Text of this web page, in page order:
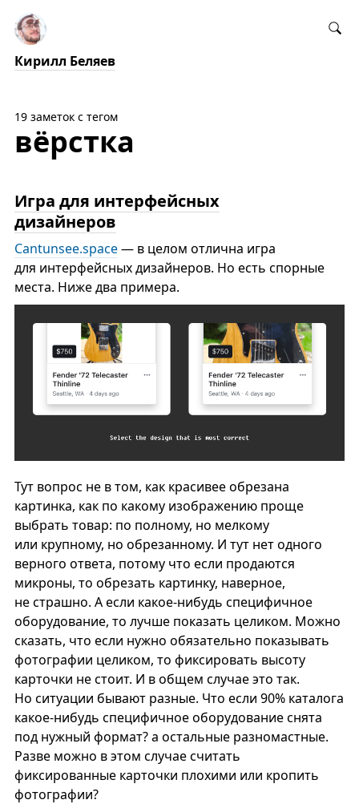
Кирилл Беляев
19 заметок с тегом
вёрстка
Игра для интерфейсных
дизайнеров
Сantunsee.space— в целом отлична игра
для интерфейсных дизайнеров. Но есть спорные
места. Ниже два примера.
Тут вопрос не в том, как красивее обрезана
картинка, как по какому изображению проще
выбрать товар: по полному, но мелкому
или крупному, но обрезанному. И тут нет одного
верного ответа, потому что если продаются
микроны, то обрезать картинку, наверное,
не страшно. А если какое-нибудь специфичное
оборудование, то лучше показать целиком. Можно
сказать, что если нужно обязательно показывать
фотографии целиком, то фиксировать высоту
карточки не стоит. И в общем случае это так.
Но ситуации бывают разные. Что если 90% каталога
какое-нибудь специфичное оборудование снята
под нужный формат? а остальные разномастные.
Разве можно в этом случае считать
фиксированные карточки плохими или кропить
фотографии?